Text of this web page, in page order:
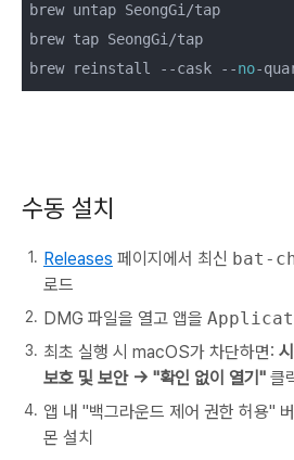
brew untap SeongGi/tap
brew tap SeongGi/tap
brew reinstall --cask --no
수동 설치
Releases 페이지에서 최신 bat-
로드
DMG 파일을 열고 앱을
최초 실행 시 macOS가 차단하면:
보호 및 보안 → "확인 없이 열기" 클
앱 내 "백그라운드 제어 권한 허용"
몬 설치